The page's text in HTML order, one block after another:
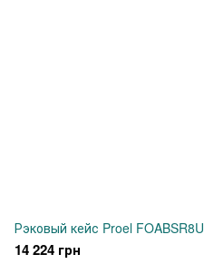
Рэковый кейс Proel FOABSR8U
14 224 грн